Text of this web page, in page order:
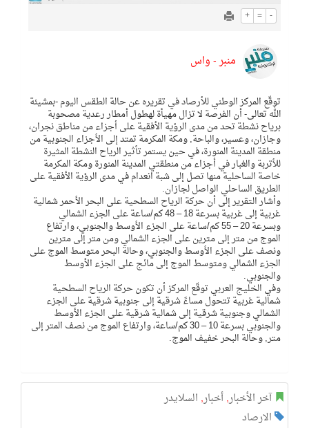
+ = -
منبر - واس
توقّع المركز الوطني للأرصاد في تقريره عن حالة الطقس اليوم -بمشيئة
الله تعالى- أن الفرصة لا تزال مهيأة لهطول أمطار رعدية مصحوبة
برياح نشطة تحد من مدى الرؤية الأفقية على أجزاء من مناطق نجران،
وجازان، وعسير، والباحة, ومكة المكرمة تمتد إلى الأجزاء الجنوبية من
منطقة المدينة المنورة، في حين يستمر تأثير الرياح النشطة المثيرة
للأتربة والغبار في أجزاء من منطقتي المدينة المنورة ومكة المكرمة
خاصة الساحلية منها تصل إلى شبة انعدام في مدى الرؤية الأفقية على
الطريق الساحلي الواصل لجازان.
وأشار التقرير إلى أن حركة الرياح السطحية على البحر الأحمر شمالية
غربية إلى غربية بسرعة 18 – 48 كم/ساعة على الجزء الشمالي
وبسرعة 20 – 55 كم/ساعة على الجزء الأوسط والجنوبي، وارتفاع
الموج من متر إلى مترين على الجزء الشمالي ومن متر إلى مترين
ونصف على الجزء الأوسط والجنوبي، وحالة البحر متوسط الموج على
الجزء الشمالي ومتوسط الموج إلى مائج على الجزء الأوسط
والجنوبي.
وفي الخليج العربي توقّع المركز أن تكون حركة الرياح السطحية
شمالية غربية تتحول مساءً شرقية إلى جنوبية شرقية على الجزء
الشمالي وجنوبية شرقية إلى شمالية شرقية على الجزء الأوسط
والجنوبي بسرعة 10 – 30 كم/ساعة، وارتفاع الموج من نصف المتر إلى
متر, وحالة البحر خفيف الموج.
آخر الأخبار,أخبار, السلايدر
الارصاد